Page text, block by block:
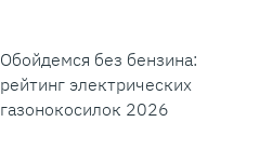
Обойдемся без бензина:
рейтинг электрических
газонокосилок 2026